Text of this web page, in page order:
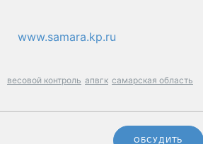
www.samara.kp.ru
весовой контроль апвгк самарская область
ОБСУДИТЬ